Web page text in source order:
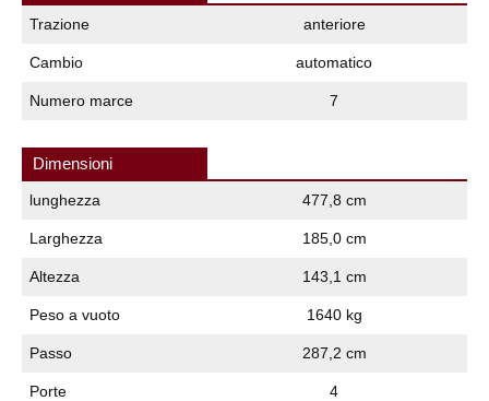
Trazione anteriore
Cambio automatico
Numero marce 7
Dimensioni
lunghezza 477,8 cm
Larghezza 185,0 cm
Altezza 143,1 cm
Peso a vuoto 1640 kg
Passo 287,2 cm
Porte 4